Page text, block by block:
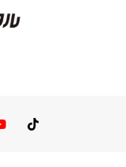
You TubeTikTok